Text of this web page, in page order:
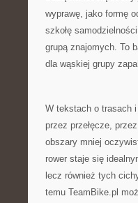
wyprawę, jako formę
szkołę
grupą znajomych. To
dla wąskiej grupy
W tekstach o trasach
przez przełęcze,
obszary mniej
rower staje się
lecz również tych
temu TeamBike.pl